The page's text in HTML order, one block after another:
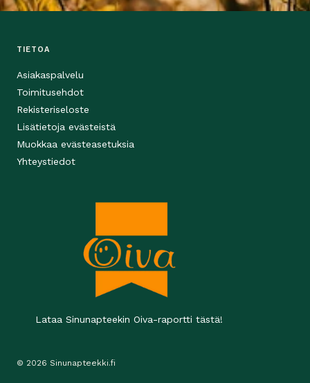
TIETOA
Asiakaspalvelu
Toimitusehdot
Rekisteriseloste
Lisätietoja evästeistä
Muokkaa evästeasetuksia
Yhteystiedot
Lataa Sinunapteekin Oiva-raportti tästä!
© 2026 Sinunapteekki.fi